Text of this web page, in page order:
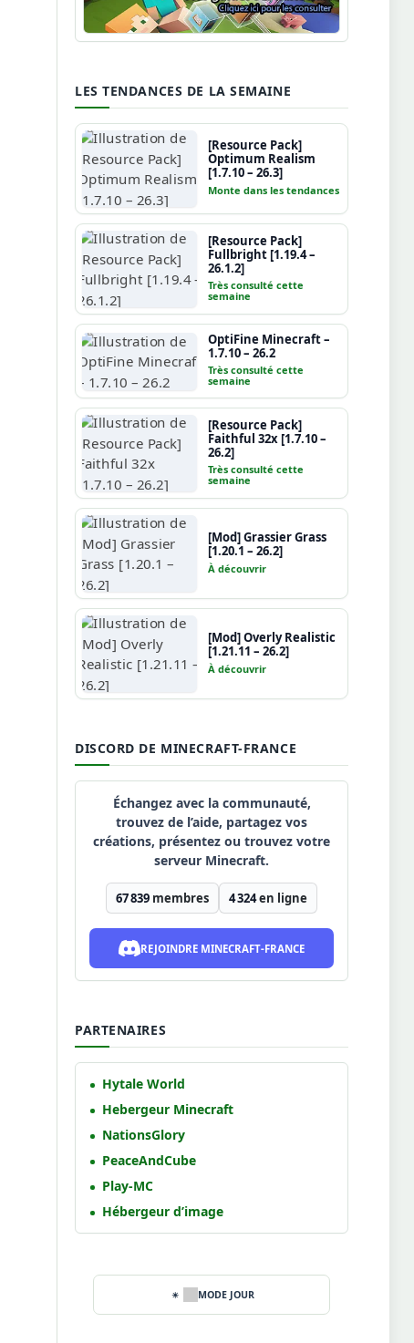
Guide Minecraft
LES TENDANCES DE LA SEMAINE
[Resource Pack]
Optimum Realism
[1.7.10 – 26.3]
Monte dans les tendances
[Resource Pack]
Fullbright [1.19.4 –
26.1.2]
Très consulté cette
semaine
OptiFine Minecraft –
1.7.10 – 26.2
Très consulté cette
semaine
[Resource Pack]
Faithful 32x [1.7.10 –
26.2]
Très consulté cette
semaine
[Mod] Grassier Grass
[1.20.1 – 26.2]
À découvrir
[Mod] Overly Realistic
[1.21.11 – 26.2]
À découvrir
DISCORD DE MINECRAFT-FRANCE
Échangez avec la communauté,
trouvez de l’aide, partagez vos
créations, présentez ou trouvez votre
serveur Minecraft.
67 839 membres 4 324en ligne
REJOINDRE MINECRAFT-FRANCE
PARTENAIRES
Hytale World
Hebergeur Minecraft
NationsGlory
PeaceAndCube
Play-MC
Hébergeur d’image
MODE JOUR